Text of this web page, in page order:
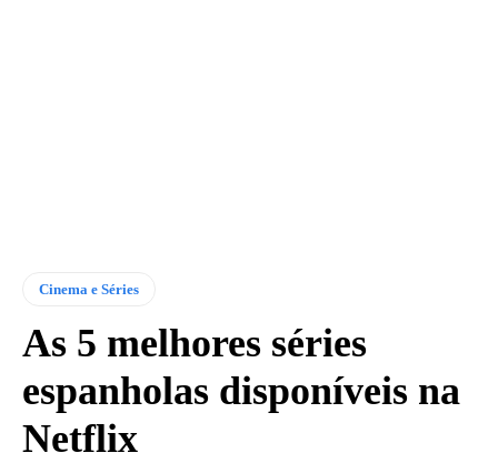
Cinema e Séries
As 5 melhores séries
espanholas disponíveis na
Netflix